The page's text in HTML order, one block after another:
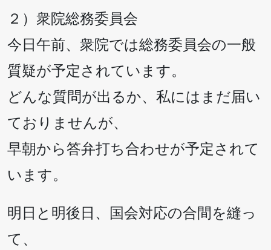
２）衆院総務委員会
今日午前、衆院では総務委員会の一般
質疑が予定されています。
どんな質問が出るか、私にはまだ届い
ておりませんが、
早朝から答弁打ち合わせが予定されて
います。
明日と明後日、国会対応の合間を縫っ
て、